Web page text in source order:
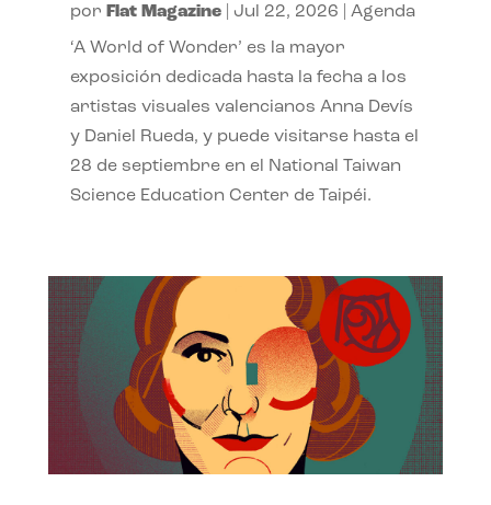
por Flat Magazine| Jul 22, 2026 Agenda
‘A World of Wonder’ es la mayor
exposición dedicada hasta la fecha a los
artistas visuales valencianos Anna Devís
y Daniel Rueda, y puede visitarse hasta el
28 de septiembre en el National Taiwan
Science Education Center de Taipéi.